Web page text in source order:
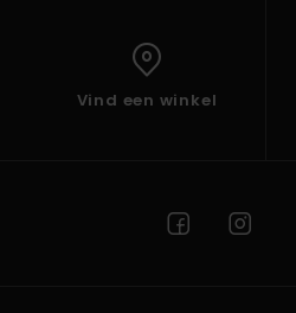
Vind een winkel